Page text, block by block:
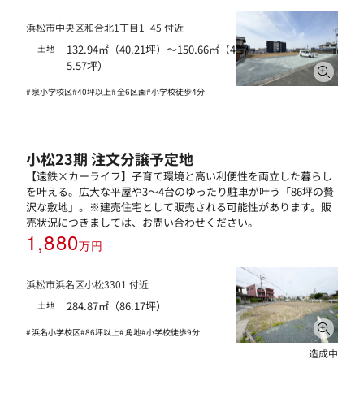
浜松市中央区和合北1丁目1−45 付近
土地
132.94㎡（40.21坪）～150.66㎡（4
5.57坪）
泉小学校区 40坪以上 全6区画 小学校徒歩4分
小松23期 注文分譲予定地
【遠鉄×カーライフ】子育て環境と高い利便性を両立した暮らし
を叶える。広大な平屋や3〜4台のゆったり駐車が叶う「86坪の贅
沢な敷地」。※建売住宅として販売される可能性があります。販
売状況につきましては、お問い合わせください。
1,880万円
浜松市浜名区小松3301 付近
土地 284.87㎡（86.17坪）
浜名小学校区 86坪以上 角地 小学校徒歩9分
造成中